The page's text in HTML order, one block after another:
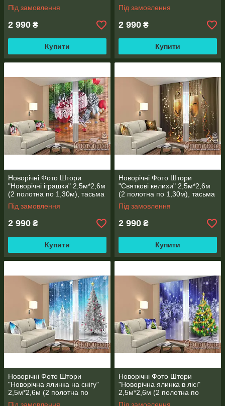
Під замовлення
2 990 ₴
Купити
Під замовлення
2 990 ₴
Купити
Новорічні Фото Штори
"Новорічні іграшки" 2,5м*2,6м
(2 полотна по 1,30м), тасьма
Під замовлення
2 990 ₴
Купити
Новорічні Фото Штори
"Святкові келихи" 2,5м*2,6м
(2 полотна по 1,30м), тасьма
Під замовлення
2 990 ₴
Купити
Новорічні Фото Штори
"Новорічна ялинка на снігу"
2,5м*2,6м (2 полотна по
1,30м), тасьма
Новорічні Фото Штори
"Новорічна ялинка в лісі"
2,5м*2,6м (2 полотна по
1,30м), тасьма